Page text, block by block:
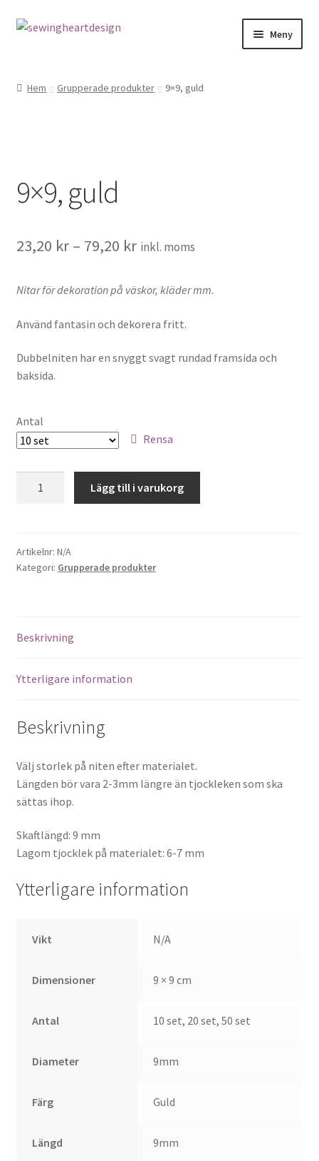
Hoppa
Hoppa
Meny
Dragkedjor Repsats
Nitar
Snören
Sybehör
Press, insatser
Vinyltryck
Öljetter
REA
Hem Grupperade produkter 9×9, guld
9×9, guld
23,20 kr– 79,20 kr inkl. moms
Nitar för dekoration på väskor, kläder mm.
Använd fantasin och dekorera fritt.
Dubbelniten har en snyggt svagt rundad framsida och
baksida.
Antal
Rensa
Lägg till i varukorg
Artikelnr: N/A
Kategori: Grupperade produkter
Beskrivning
Ytterligare information
Beskrivning
Välj storlek på niten efter materialet.
Längden bör vara 2-3mm längre än tjockleken som ska
sättas ihop.
Skaftlängd: 9 mm
Lagom tjocklek på materialet: 6-7 mm
Ytterligare information
Vikt N/A
Dimensioner 9 × 9 cm
Antal 10 set, 20 set, 50 set
Diameter 9mm
Färg Guld
Längd 9mm